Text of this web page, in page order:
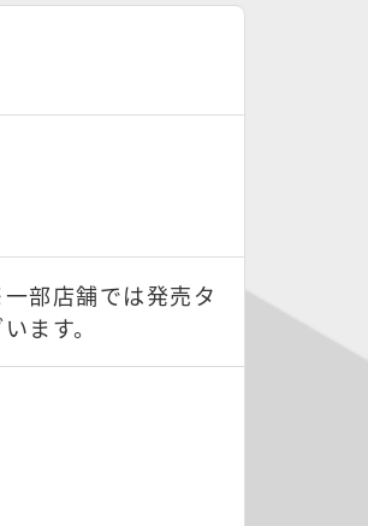
部店舗では発売タ
ます。